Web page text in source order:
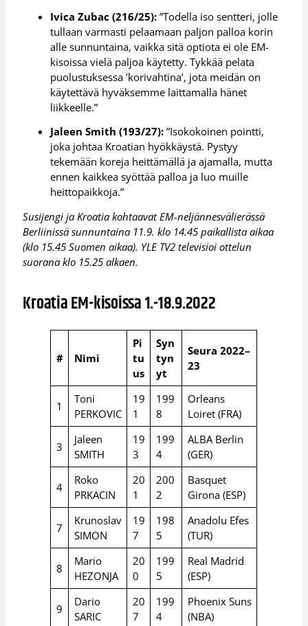
Ivica Zubac (216/25): ”Todella iso sentteri, jolle
tullaan varmasti pelaamaan paljon palloa korin
alle sunnuntaina, vaikka sitä optiota ei ole EM-
kisoissa vielä paljoa käytetty. Tykkää pelata
puolustuksessa ’korivahtina’, jota meidän on
käytettävä hyväksemme laittamalla hänet
liikkeelle.”
Jaleen Smith (193/27): ”Isokokoinen pointti,
joka johtaa Kroatian hyökkäystä. Pystyy
tekemään koreja heittämällä ja ajamalla, mutta
ennen kaikkea syöttää palloa ja luo muille
heittopaikkoja.”
Susijengi ja Kroatia kohtaavat EM-neljännesvälierässä
Berliinissä sunnuntaina 11.9. klo 14.45 paikallista aikaa
(klo 15.45 Suomen aikaa). YLE TV2 televisioi ottelun
suorana klo 15.25 alkaen.
Kroatia EM-kisoissa 1.-18.9.2022
# Nimi
Pi
tu
us
Syn
tyn
yt
Seura 2022–
23
1
Toni
PERKOVIC
19
1
199
8
Orleans
Loiret (FRA)
3
Jaleen
SMITH
19
3
199
4
ALBA Berlin
(GER)
4
Roko
PRKACIN
20
1
200
2
Basquet
Girona (ESP)
7
Krunoslav
SIMON
19
7
198
5
Anadolu Efes
(TUR)
8
Mario
HEZONJA
20
0
199
5
Real Madrid
(ESP)
9
Dario
SARIC
20
7
199
4
Phoenix Suns
(NBA)